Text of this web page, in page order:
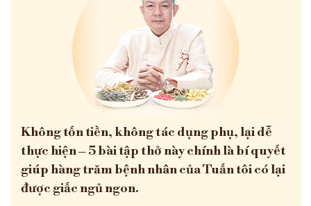
Không tốn tiền, không tác dụng phụ, lại dễ
thực hiện – 5 bài tập thở này chính là bí quyết
giúp hàng trăm bệnh nhân của Tuấn tôi có lại
được giấc ngủ ngon.